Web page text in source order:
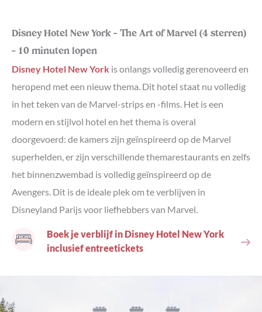
Disney Hotel New York – The Art of Marvel (4 sterren)
– 10 minuten lopen
Disney Hotel New York is onlangs volledig gerenoveerd en
heropend met een nieuw thema. Dit hotel staat nu volledig
in het teken van de Marvel-strips en -films. Het is een
modern en stijlvol hotel en het thema is overal
doorgevoerd: de kamers zijn geïnspireerd op de Marvel
superhelden, er zijn verschillende themarestaurants en zelfs
het binnenzwembad is volledig geïnspireerd op de
Avengers. Dit is de ideale plek om te verblijven in
Disneyland Parijs voor liefhebbers van Marvel.
Boek je verblijf in Disney Hotel New York
inclusief entreetickets